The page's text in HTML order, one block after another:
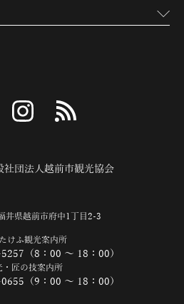
instagram
社団法人越前市観光協会
井県越前市府中1丁目2-3
けふ観光案内所
（8：00 ～ 18：00）
・匠の技案内所
（9：00 ～ 18：00）